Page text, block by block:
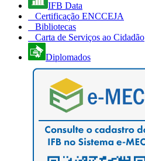
IFB Data
Certificação ENCCEJA
Bibliotecas
Carta de Serviços ao Cidadão
Diplomados